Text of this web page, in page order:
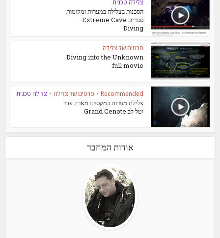
צלילה טכנית
הסכנות בצלילה במערות ומקומות
סגורים Extreme Cave
Diving
סרטים של צלילה
Diving into the Unknown
full movie
Recommended
• סרטים של צלילה • צלילה טכנית
צלילת מערות במקסיקו מארק פדר
וטל לב Grand Cenote
אודות המחבר